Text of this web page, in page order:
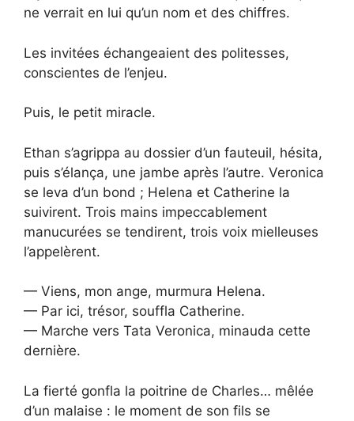
ne verrait en lui qu’un nom et des chiffres.
Les invitées échangeaient des politesses,
conscientes de l’enjeu.
Puis, le petit miracle.
Ethan s’agrippa au dossier d’un fauteuil, hésita,
puis s’élança, une jambe après l’autre. Veronica
se leva d’un bond ; Helena et Catherine la
suivirent. Trois mains impeccablement
manucurées se tendirent, trois voix mielleuses
l’appelèrent.
— Viens, mon ange, murmura Helena.
— Par ici, trésor, souffla Catherine.
— Marche vers Tata Veronica, minauda cette
dernière.
La fierté gonfla la poitrine de Charles… mêlée
d’un malaise : le moment de son fils se